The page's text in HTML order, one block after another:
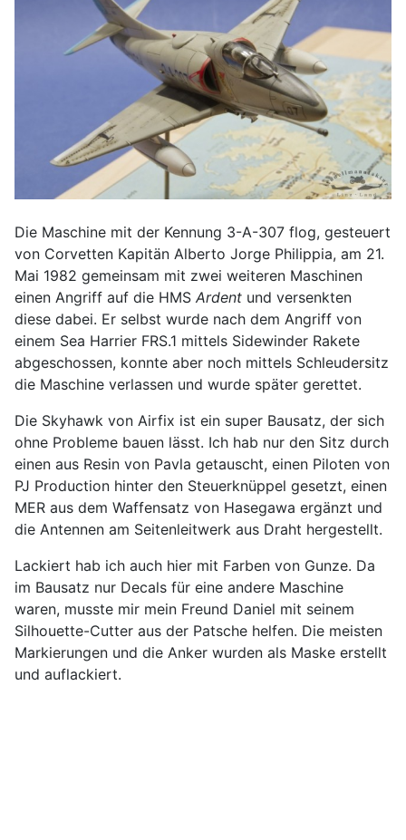
Die Maschine mit der Kennung 3-A-307 flog, gesteuert
von Corvetten Kapitän Alberto Jorge Philippia, am 21.
Mai 1982 gemeinsam mit zwei weiteren Maschinen
einen Angriff auf die HMS Ardent und versenkten
diese dabei. Er selbst wurde nach dem Angriff von
einem Sea Harrier FRS.1 mittels Sidewinder Rakete
abgeschossen, konnte aber noch mittels Schleudersitz
die Maschine verlassen und wurde später gerettet.
Die Skyhawk von Airfix ist ein super Bausatz, der sich
ohne Probleme bauen lässt. Ich hab nur den Sitz durch
einen aus Resin von Pavla getauscht, einen Piloten von
PJ Production hinter den Steuerknüppel gesetzt, einen
MER aus dem Waffensatz von Hasegawa ergänzt und
die Antennen am Seitenleitwerk aus Draht hergestellt.
Lackiert hab ich auch hier mit Farben von Gunze. Da
im Bausatz nur Decals für eine andere Maschine
waren, musste mir mein Freund Daniel mit seinem
Silhouette-Cutter aus der Patsche helfen. Die meisten
Markierungen und die Anker wurden als Maske erstellt
und auflackiert.